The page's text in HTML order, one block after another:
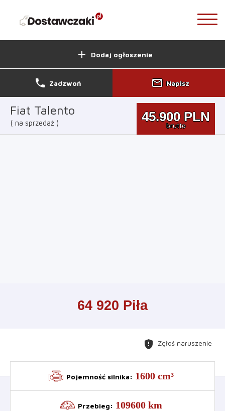
add Dodaj ogłoszenie
Fiat Talento
na sprzedaż 45.900 PLN
brutto
64 920 Piła
gpp_maybe Zgłoś naruszenie
Pojemność silnika: 1600 cm³
Przebieg: 109600 km
phone Zadzwoń mail_outline Napisz